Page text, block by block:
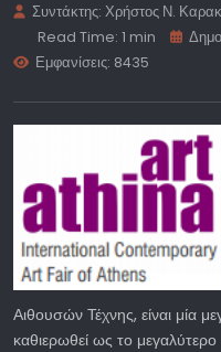
Συντάκτης:Χρήστος Ν.
Read Time: 1 min
Εμφανίσεις: 8435
Αιθουσών Τέχνης, είναι μία
καθιερωθεί ως το μεγαλύτερο